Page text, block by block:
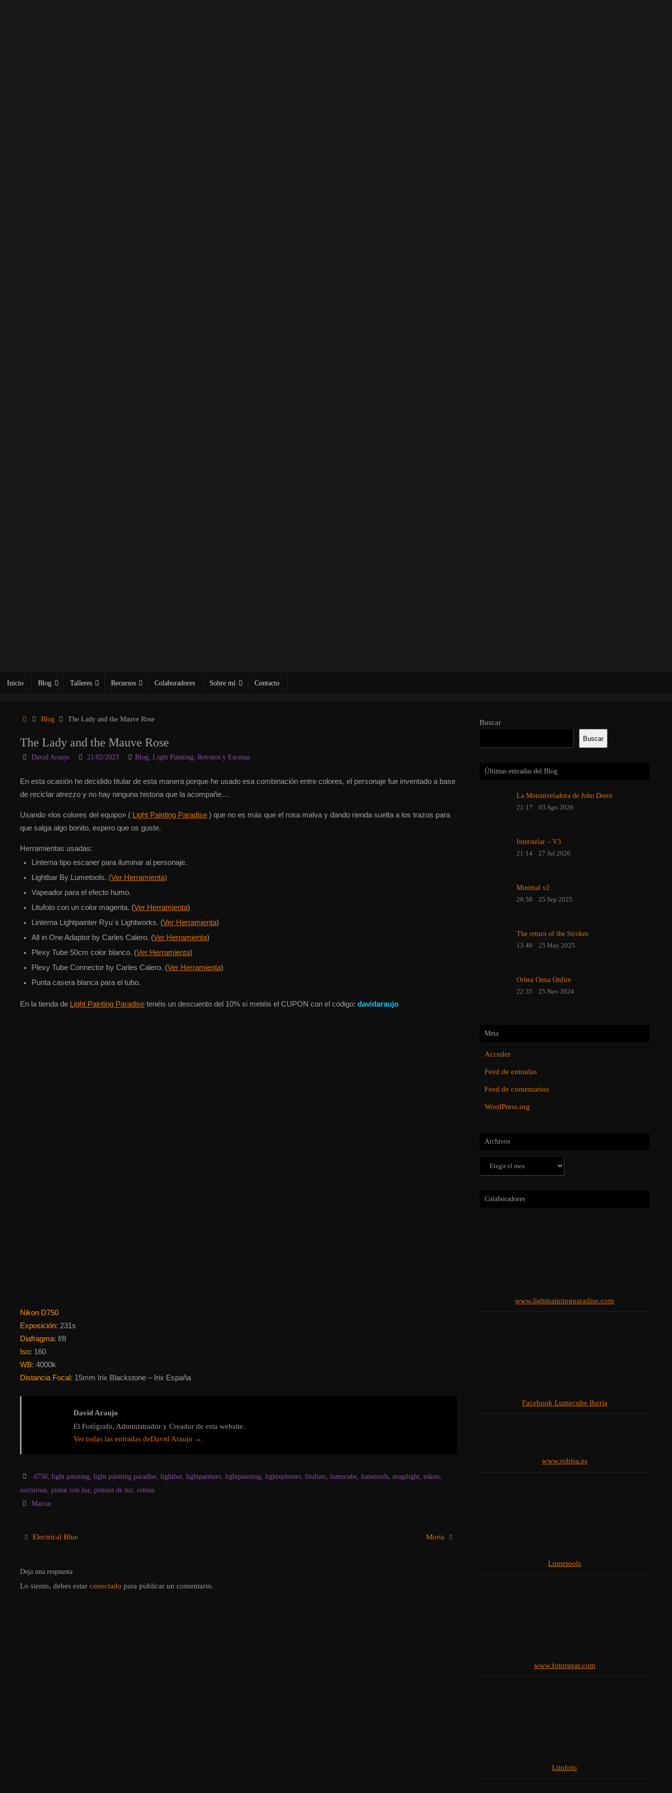
Inicio Blog Talleres Recursos Colaboradores Sobre mí Contacto
InicioBlog The Lady and the Mauve Rose
The Lady and the Mauve Rose
David Araujo 21/02/2023 Blog, Light Painting, Retratos y Escenas
En esta ocasión he decidido titular de esta manera porque he usado esa combinación entre colores, el personaje fue inventado a base
de reciclar atrezzo y no hay ninguna historia que la acompañe…
Usando «los colores del equipo» ( Light Painting Paradise ) que no es más que el rosa malva y dando rienda suelta a los trazos para
que salga algo bonito, espero que os guste.
Herramientas usadas:
Linterna tipo escaner para iluminar al personaje.
Lightbar By Lumetools. (Ver Herramienta)
Vapeador para el efecto humo.
Litufoto con un color magenta. (Ver Herramienta)
Linterna Lightpainter Ryu´s Lightworks. (Ver Herramienta)
All in One Adaptor by Carles Calero. (Ver Herramienta)
Plexy Tube 50cm color blanco. (Ver Herramienta)
Plexy Tube Connector by Carles Calero. (Ver Herramienta)
Punta casera blanca para el tubo.
En la tienda de Light Painting Paradise tenéis un descuento del 10% si metéis el CUPON con el código: davidaraujo
Nikon D750
Exposición: 231s
Diafragma: f/8
Iso: 160
WB: 4000k
Distancia Focal: 15mm Irix Blackstone – Irix España
David Araujo
El Fotógrafo, Administrador y Creador de esta website.
Ver todas las entradas deDavid Araujo →
d750,light painting,light painting paradise,lightbar,lightpainters,lightpainting,lightxplorers,litufoto,lumecube,lumetools,magilight,nikon,
nocturnas, pintar con luz, pintura de luz, robisa.
Marcar.
Electrical Blue Morta
Deja una respuesta
Lo siento, debes estar conectado para publicar un comentario.
Buscar
Buscar
Últimas entradas del Blog
La Motoniveladora de John Deere
21:17 03 Ago 2026
Interstelar – V3
21:14 27 Jul 2026
Minimal v2
20:58 25 Sep 2025
The return of the Strokes
13:40 25 May 2025
Orbea Onna Onfire
22:35 25 Nov 2024
Meta
Acceder
Feed de entradas
Feed de comentarios
WordPress.org
Archivos
Archivos
Colaboradores
www.lightpaintingparadise.com
Facebook Lumecube Iberia
www.robisa.es
Lumetools
www.fotorgear.com
Litufoto